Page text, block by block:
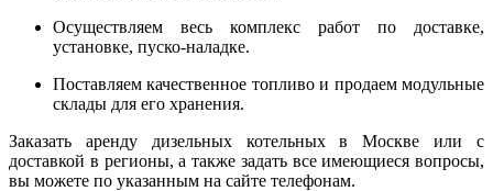
Осуществляем весь комплекс работ по доставке,
установке, пуско-наладке.
Поставляем качественное топливо и продаем модульные
склады для его хранения.
Заказать аренду дизельных котельных в Москве или с
доставкой в регионы, а также задать все имеющиеся вопросы,
вы можете по указанным на сайте телефонам.